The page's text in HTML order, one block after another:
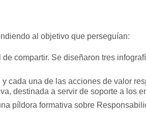
al objetivo que perseguían:
compartir. Se diseñaron tres
cada una de las acciones de valor
destinada a servir de soporte a los
píldora formativa sobre